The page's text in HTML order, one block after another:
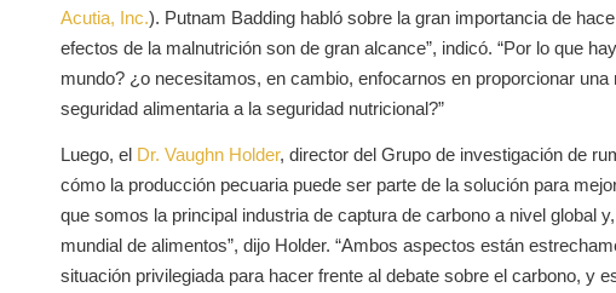
Acutia, Inc.). Putnam Badding habló sobre la gran importancia de
efectos de la malnutrición son de gran alcance”, indicó. “Por lo que
mundo? ¿o necesitamos, en cambio, enfocarnos en proporcionar
seguridad alimentaria a la seguridad nutricional?”
Luego, el Dr. Vaughn Holder, director del Grupo de investigación de
cómo la producción pecuaria puede ser parte de la solución para
que somos la principal industria de captura de carbono a nivel global
mundial de alimentos”, dijo Holder. “Ambos aspectos están
situación privilegiada para hacer frente al debate sobre el carbono, y